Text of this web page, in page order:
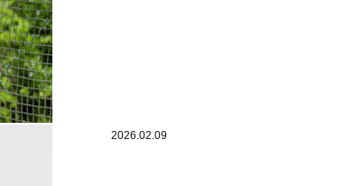
2026.02.09